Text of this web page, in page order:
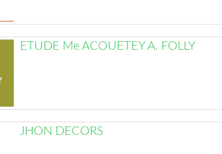
ETUDE Me ACOUETEY A. FOLLY
JHON DECORS